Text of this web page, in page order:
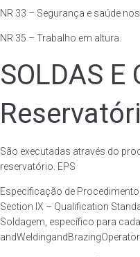
NR 33 – Segurança e saúde
NR 35 – Trabalho em altura.
SOLDAS E
São executadas através do
reservatório. EPS
Especificação de
Section IX – Qualification
Soldagem, específico para